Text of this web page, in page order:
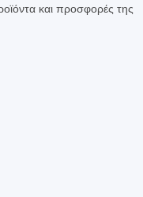
και προσφορές της